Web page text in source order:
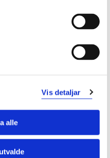
Vis detaljar
alle
og skjermbruk
campus Haugesund